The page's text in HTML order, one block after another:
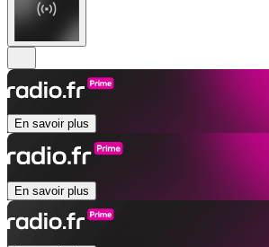
En savoir plus
En savoir plus